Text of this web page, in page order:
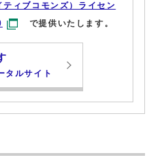
ィブコモンズ）ライセン
で提供いたします。
タルサイト